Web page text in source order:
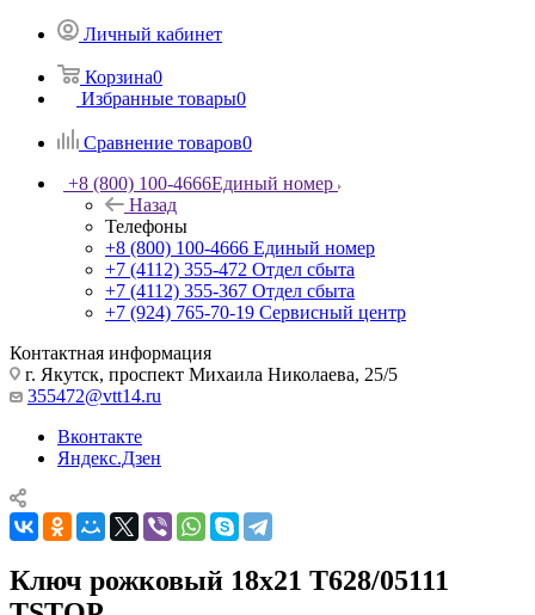
Личный кабинет
Корзина0
Избранные товары0
Сравнение товаров0
+8 (800) 100-4666Единый номер
Назад
Телефоны
+8 (800) 100-4666 Единый номер
+7 (4112) 355-472 Отдел сбыта
+7 (4112) 355-367 Отдел сбыта
+7 (924) 765-70-19 Сервисный центр
Контактная информация
г. Якутск, проспект Михаила Николаева, 25/5
355472@vtt14.ru
Вконтакте
Яндекс.Дзен
Ключ рожковый 18х21 T628/05111